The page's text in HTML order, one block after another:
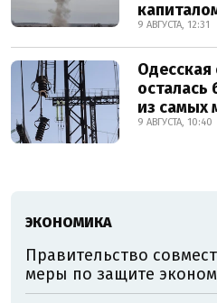
9 АВГУСТА, 12:31
Одесская
осталась
из самых
9 АВГУСТА, 10:40
ЭКОНОМИКА
Правительство
меры по защите